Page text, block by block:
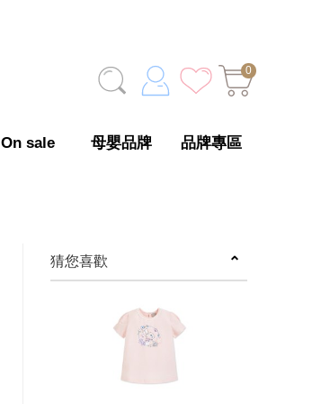
0
On sale 母嬰品牌 品牌專區
猜您喜歡